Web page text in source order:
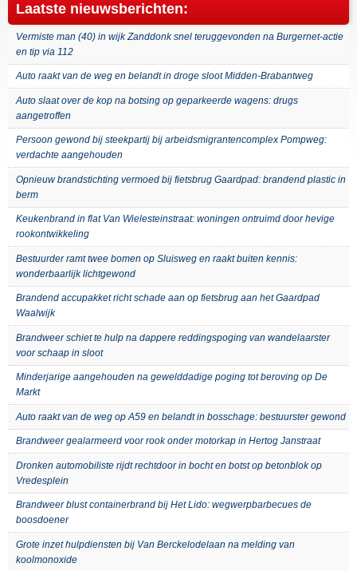
Laatste nieuwsberichten:
Vermiste man (40) in wijk Zanddonk snel teruggevonden na Burgernet-actie
en tip via 112
Auto raakt van de weg en belandt in droge sloot Midden-Brabantweg
Auto slaat over de kop na botsing op geparkeerde wagens: drugs
aangetroffen
Persoon gewond bij steekpartij bij arbeidsmigrantencomplex Pompweg:
verdachte aangehouden
Opnieuw brandstichting vermoed bij fietsbrug Gaardpad: brandend plastic in
berm
Keukenbrand in flat Van Wielesteinstraat: woningen ontruimd door hevige
rookontwikkeling
Bestuurder ramt twee bomen op Sluisweg en raakt buiten kennis:
wonderbaarlijk lichtgewond
Brandend accupakket richt schade aan op fietsbrug aan het Gaardpad
Waalwijk
Brandweer schiet te hulp na dappere reddingspoging van wandelaarster
voor schaap in sloot
Minderjarige aangehouden na gewelddadige poging tot beroving op De
Markt
Auto raakt van de weg op A59 en belandt in bosschage: bestuurster gewond
Brandweer gealarmeerd voor rook onder motorkap in Hertog Janstraat
Dronken automobiliste rijdt rechtdoor in bocht en botst op betonblok op
Vredesplein
Brandweer blust containerbrand bij Het Lido: wegwerpbarbecues de
boosdoener
Grote inzet hulpdiensten bij Van Berckelodelaan na melding van
koolmonoxide